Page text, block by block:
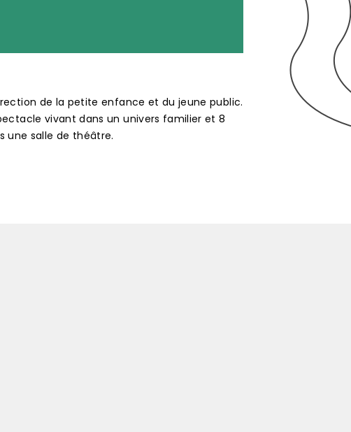
de la petite enfance et du jeune public.
vivant dans un univers familier et 8
une salle de théâtre.